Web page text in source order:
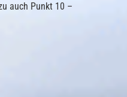
auch Punkt 10 –